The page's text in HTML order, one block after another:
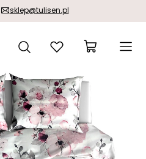
sklep@tulisen.pl